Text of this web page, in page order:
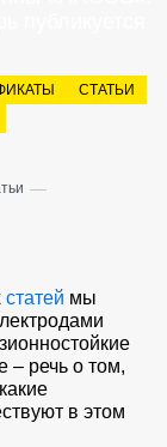
СТАТЬИ
—
статей мы
– речь о том,
в этом